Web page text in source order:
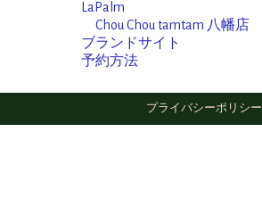
LaPalm
Chou Chou tamtam 八幡店
ブランドサイト
予約方法
プライバシーポリシー